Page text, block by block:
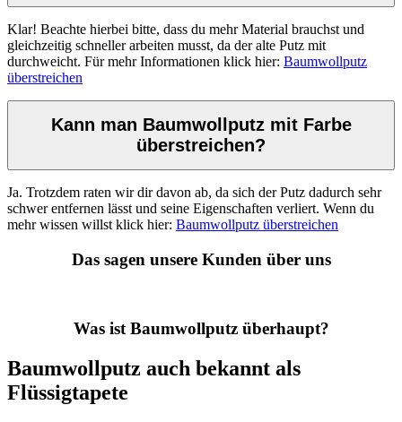
Klar! Beachte hierbei bitte, dass du mehr Material brauchst und
gleichzeitig schneller arbeiten musst, da der alte Putz mit
durchweicht. Für mehr Informationen klick hier: Baumwollputz
überstreichen
Kann man Baumwollputz mit Farbe
überstreichen?
Ja. Trotzdem raten wir dir davon ab, da sich der Putz dadurch sehr
schwer entfernen lässt und seine Eigenschaften verliert. Wenn du
mehr wissen willst klick hier: Baumwollputz überstreichen
Das sagen unsere Kunden über uns
Was ist Baumwollputz überhaupt?
Baumwollputz auch bekannt als
Flüssigtapete